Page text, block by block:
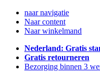
naar navigatie
Naar content
Naar winkelmand
Nederland: Gratis
Gratis retourneren
Bezorging binnen 3